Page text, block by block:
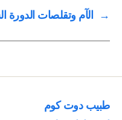
→
الآم وتقلصات الدورة
طبيب دوت كوم